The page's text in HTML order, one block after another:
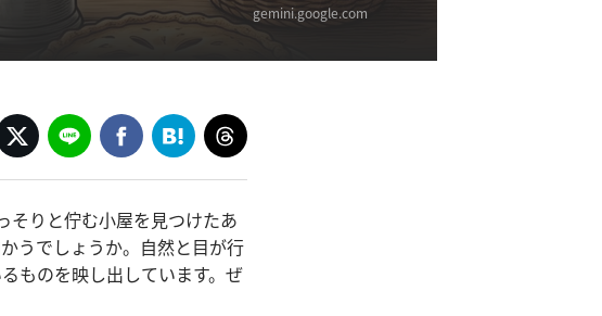
gemini.google.com
そりと佇む小屋を見つけたあ
うでしょうか。自然と目が行
ものを映し出しています。ぜ